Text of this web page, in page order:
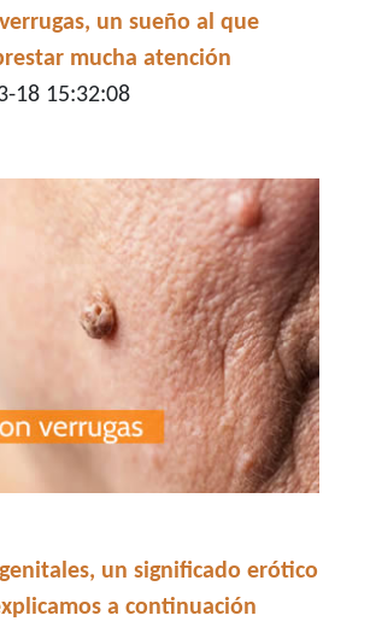
un sueño al que
mucha atención
18 15:32:08
un significado erótico
a continuación